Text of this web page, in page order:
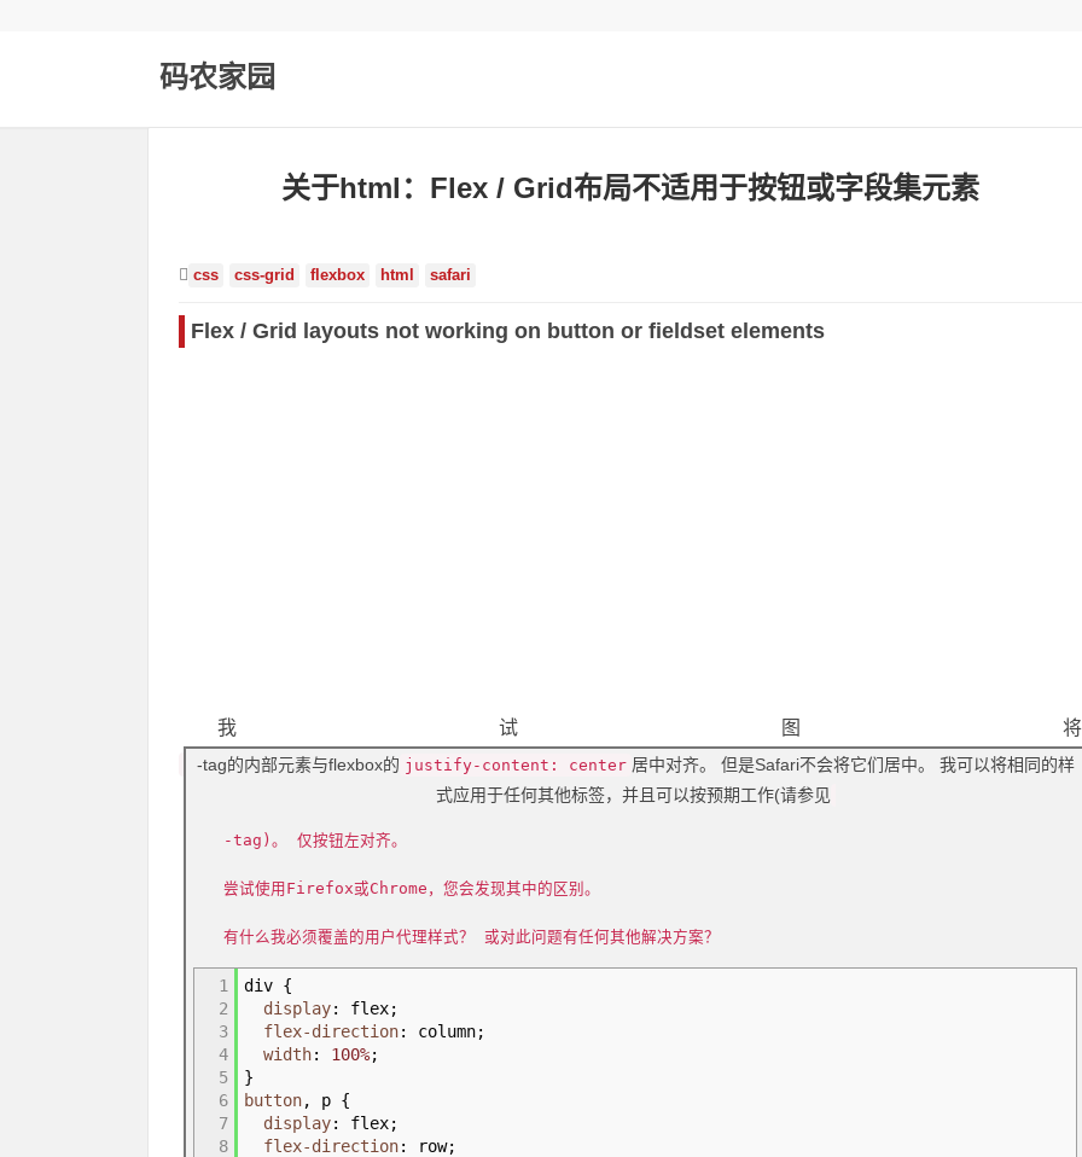
码农家园
关于html：Flex / Grid布局不适用于按钮或字段集元素
css css-grid flexbox html safari
Flex / Grid layouts not working on button or fieldset elements
我试图将
-tag的内部元素与flexbox的 justify-content: center 居中对齐。 但是Safari不会将它们居中。 我可以将相同的样
式应用于任何其他标签，并且可以按预期工作(请参见
-tag)。 仅按钮左对齐。
尝试使用Firefox或Chrome，您会发现其中的区别。
有什么我必须覆盖的用户代理样式？ 或对此问题有任何其他解决方案？
1
2
3
4
5
6
7
8
div {
display: flex;
flex-direction: column;
width: 100%;
}
button, p {
display: flex;
flex-direction: row;